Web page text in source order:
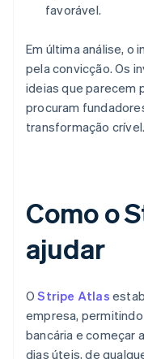
favorável.
Em última análise,
pela convicção. Os
ideias que parecem
procuram
transformação crível.
Como o
ajudar
OStripe Atlas
empresa,
bancária e começar
dias úteis, de